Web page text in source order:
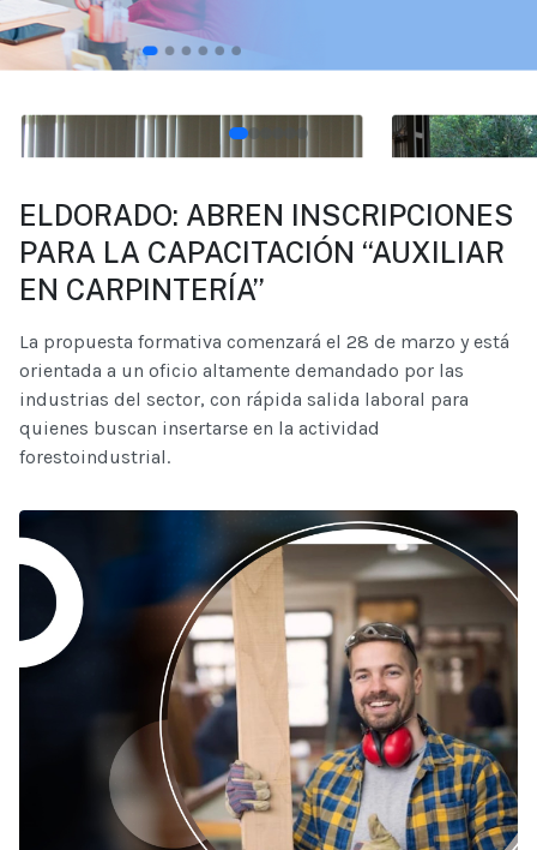
ELDORADO: ABREN INSCRIPCIONES
PARA LA CAPACITACIÓN “AUXILIAR
EN CARPINTERÍA”
La propuesta formativa comenzará el 28 de marzo y está
orientada a un oficio altamente demandado por las
industrias del sector, con rápida salida laboral para
quienes buscan insertarse en la actividad
forestoindustrial.